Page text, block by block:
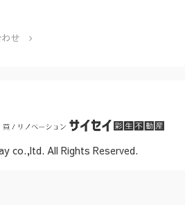
せ
co.,ltd. All Rights Reserved.